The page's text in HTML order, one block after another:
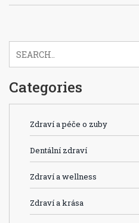
Categories
Zdraví a péče o zuby
Dentální zdraví
Zdraví a wellness
Zdraví a krása